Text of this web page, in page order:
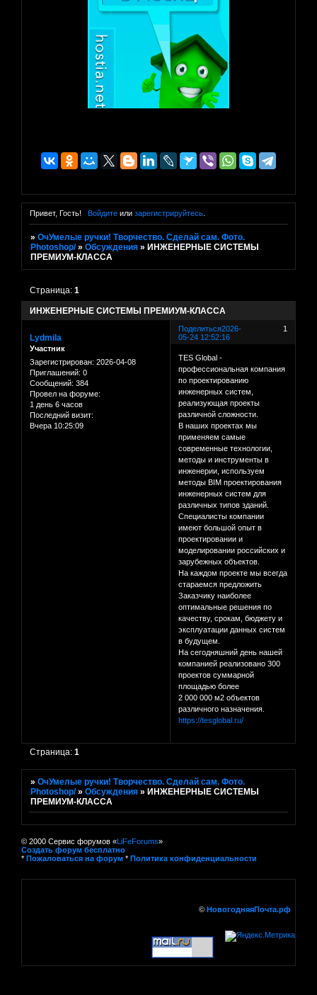
Привет, Гость! Войдитеили зарегистрируйтесь.
»ОчУмелые ручки! Творчество. Сделай сам. Фото.
Photoshop/ »Обсуждения » ИНЖЕНЕРНЫЕ СИСТЕМЫ
ПРЕМИУМ-КЛАССА
ИНЖЕНЕРНЫЕ СИСТЕМЫ ПРЕМИУМ-КЛАССА
Страница:1
Поделиться 1
2026-
05-24 12:52:16
Lydmila
Участник
Зарегистрирован: 2026-04-08
Приглашений: 0
Сообщений: 384
Провел на форуме:
1 день 6 часов
Последний визит:
Вчера 10:25:09
TES Global -
профессиональная компания
по проектированию
инженерных систем,
реализующая проекты
различной сложности.
В наших проектах мы
применяем самые
современные технологии,
методы и инструменты в
инженерии, используем
методы BIM проектирования
инженерных систем для
различных типов зданий.
Специалисты компании
имеют большой опыт в
проектировании и
моделировании российских и
зарубежных объектов.
На каждом проекте мы всегда
стараемся предложить
Заказчику наиболее
оптимальные решения по
качеству, срокам, бюджету и
эксплуатации данных систем
в будущем.
На сегодняшний день нашей
компанией реализовано 300
проектов суммарной
площадью более
2 000 000 м2 объектов
различного назначения.
https://tesglobal.ru/
Страница:1
»ОчУмелые ручки! Творчество. Сделай сам. Фото.
Photoshop/ »Обсуждения »ИНЖЕНЕРНЫЕ СИСТЕМЫ
ПРЕМИУМ-КЛАССА
© 2000 Сервис форумов «LiFeForums»
Создать форум бесплатно
* Пожаловаться на форум * Политика конфиденциальности
© НовогодняяПочта.рф